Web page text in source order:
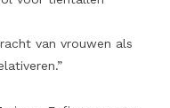
van vrouwen als